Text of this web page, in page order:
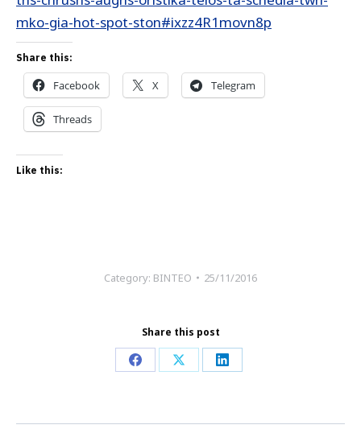
mko-gia-hot-spot-ston#ixzz4R1movn8p
Share this:
Facebook X Telegram
Threads
Like this:
Category: ΒΙΝΤΕΟ 25/11/2016
Share this post
Share
Facebook
Share
X
Share
LinkedIn